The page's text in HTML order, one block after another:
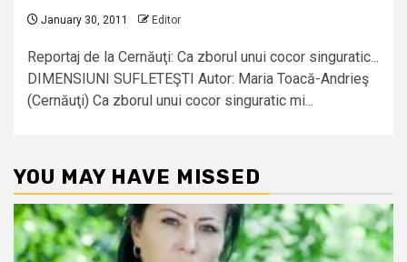
January 30, 2011 Editor
Reportaj de la Cernăuţi: Ca zborul unui cocor singuratic...
DIMENSIUNI SUFLETEŞTI Autor: Maria Toacă-Andrieş
(Cernăuţi) Ca zborul unui cocor singuratic mi...
YOU MAY HAVE MISSED